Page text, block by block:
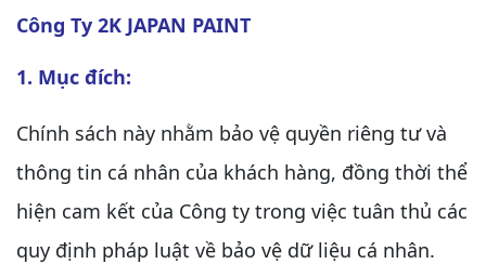
Công Ty 2K JAPAN PAINT
1. Mục đích:
Chính sách này nhằm bảo vệ quyền riêng tư và
thông tin cá nhân của khách hàng, đồng thời thể
hiện cam kết của Công ty trong việc tuân thủ các
quy định pháp luật về bảo vệ dữ liệu cá nhân.